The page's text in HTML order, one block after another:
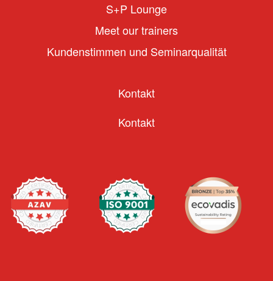
S+P Lounge
Meet our trainers
Kundenstimmen und Seminarqualität
Kontakt
Kontakt